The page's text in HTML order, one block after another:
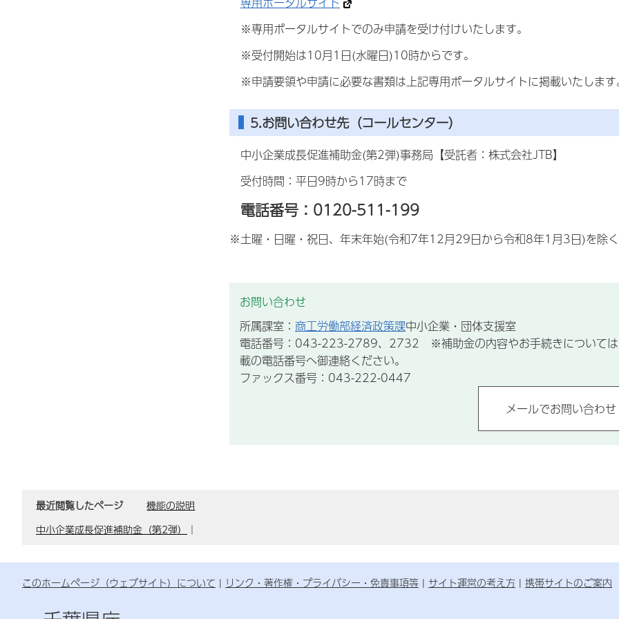
※専用ポータルサイトでのみ申請を受け付けいたします。
※受付開始は10月1日(水曜日)10時からです。
※申請要領や申請に必要な書類は上記専用ポータルサイトに掲載いたしま
5.お問い合わせ先（コールセンター）
中小企業成長促進補助金(第2弾)事務局【受託者：株式会社JTB】
受付時間：平日9時から17時まで
電話番号：0120-511-199
※土曜・日曜・祝日、年末年始(令和7年12月29日から令和8年1月3日)を除
お問い合わせ
所属課室： 商工労働部経済政策課中小企業・団体支援室
電話番号：043-223-2789、2732 ※補助金の内容やお手続きについては
載の電話番号へ御連絡ください。
ファックス番号：043-222-0447
最近閲覧したページ
機能の説明
中小企業成長促進補助金（第2弾）
｜
このホームページ（ウェブサイト）について リンク・著作権・プライバシー・免責事項等 サイト運営の考え方 携帯サイトのご案内